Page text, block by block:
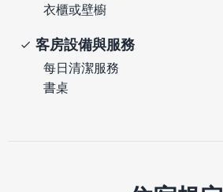
衣櫃或壁櫥
客房設備與服務
每日清潔服務
書桌